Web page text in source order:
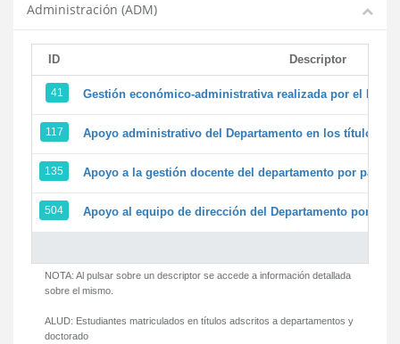
Administración (ADM)
ID Descriptor
41 Gestión económico-administrativa realizada por el
117 Apoyo administrativo del Departamento en los títulos de
135 Apoyo a la gestión docente del departamento por parte
504 Apoyo al equipo de dirección del Departamento por
NOTA: Al pulsar sobre un descriptor se accede a información detallada
sobre el mismo.
ALUD: Estudiantes matriculados en títulos adscritos a departamentos y
doctorado